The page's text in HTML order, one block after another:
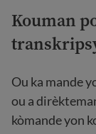
Kouman
Ou ka mande
ou a
kòmande yon